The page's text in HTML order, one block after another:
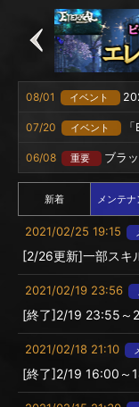
08/01 イベント
07/20 イベント
06/08 重要 ブラ
新着 メンテナ
2021/02/25 19:15
[2/26更新]一部スキ
2021/02/19 23:56
[終了]2/19 23:55～
2021/02/18 21:10
[終了]2/19 16:00～